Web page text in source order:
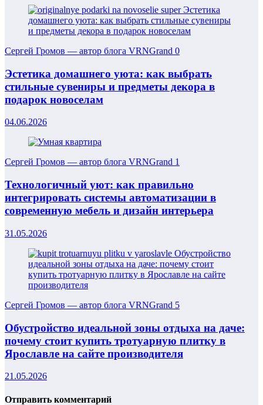
Сергей Громов — автор блога VRNGrand 0
Эстетика домашнего уюта: как выбрать
стильные сувениры и предметы декора в
подарок новоселам
04.06.2026
Сергей Громов — автор блога VRNGrand 1
Технологичный уют: как правильно
интегрировать системы автоматизации в
современную мебель и дизайн интерьера
31.05.2026
Сергей Громов — автор блога VRNGrand 5
Обустройство идеальной зоны отдыха на даче:
почему стоит купить тротуарную плитку в
Ярославле на сайте производителя
21.05.2026
Отправить комментарий